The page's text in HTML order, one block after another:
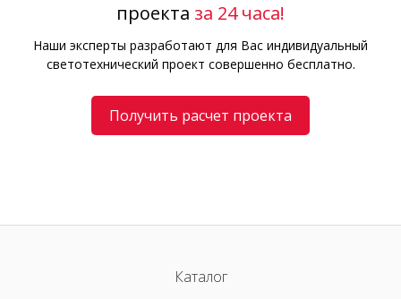
проекта за 24 часа!
Наши эксперты разработают для Вас индивидуальный
светотехнический проект совершенно бесплатно.
Получить расчет проекта
Каталог